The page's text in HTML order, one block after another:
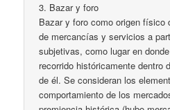
3. Bazar y foro
Bazar y foro como origen físico
de mercancías y servicios a
subjetivas, como lugar en
recorrido históricamente dentro
de él. Se consideran los
comportamiento de los